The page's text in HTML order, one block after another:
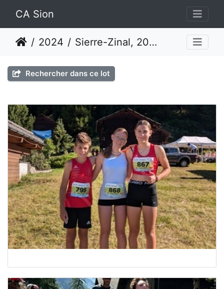
CA Sion
2024 Sierre-Zinal, 2024
Rechercher dans ce lot